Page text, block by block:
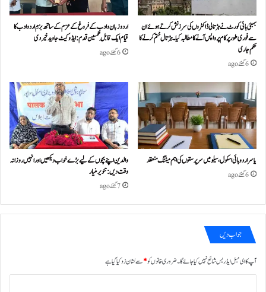
بمبئی ہائی کورٹ نے ہڑتالی ڈاکٹروں کی سرزنش کرتے ہوئے ان
سے فوری طور پر کام پر واپس آنے کا مطالبہ کیا۔ہڑتال ختم کرنے کا
حکم جاری
6 گھنٹے ago
اردو زبان و ادب کے فروغ کے عزم کے ساتھ بزمِ اردو ادب کا
قیام ایک قابلِ تحسین قدم : ایڈوکیٹ جاوید خیردی
6 گھنٹے ago
یاسر اردو ہائی اسکول، سیلو میں سرپرستوں کی اہم میٹنگ منعقد
6 گھنٹے ago
والدین اپنے بچوں کے لیے بڑے خواب دیکھیں اور انہیں روزانہ
وقت دیں : تنویر منیار
7 گھنٹے ago
جواب دیں
آپ کا ای میل ایڈریس شائع نہیں کیا جائے گا۔ضروری خانوں کو*سے نشان زد کیا گیا ہے